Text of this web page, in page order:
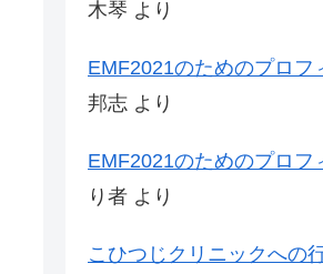
木琴 より
EMF2021のためのプロフ
邦志 より
EMF2021のためのプロフ
り者 より
こひつじクリニックへの